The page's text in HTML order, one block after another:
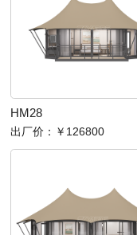
HM28
出厂价： ￥126800